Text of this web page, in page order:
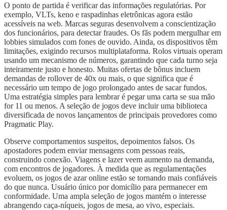
O ponto de partida é verificar das informações regulatórias. Por
exemplo, VLTs, keno e raspadinhas eletrônicas agora estão
acessíveis na web. Marcas seguras desenvolvem a conscientização
dos funcionários, para detectar fraudes. Os fãs podem mergulhar em
lobbies simulados com fones de ouvido. Ainda, os dispositivos têm
limitações, exigindo recursos multiplataforma. Rolos virtuais operam
usando um mecanismo de números, garantindo que cada turno seja
inteiramente justo e honesto. Muitas ofertas de bônus incluem
demandas de rollover de 40x ou mais, o que significa que é
necessário um tempo de jogo prolongado antes de sacar fundos.
Uma estratégia simples para lembrar é pegar uma carta se sua mão
for 11 ou menos. A seleção de jogos deve incluir uma biblioteca
diversificada de novos lançamentos de principais provedores como
Pragmatic Play.
Observe comportamentos suspeitos, depoimentos falsos. Os
apostadores podem enviar mensagens com pessoas reais,
construindo conexão. Viagens e lazer veem aumento na demanda,
com encontros de jogadores. À medida que as regulamentações
evoluem, os jogos de azar online estão se tornando mais confiáveis
do que nunca. Usuário único por domicílio para permanecer em
conformidade. Uma ampla seleção de jogos mantém o interesse
abrangendo caça-níqueis, jogos de mesa, ao vivo, especiais.